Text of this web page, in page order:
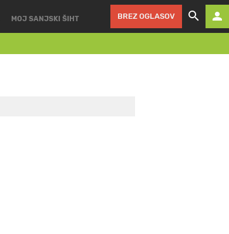
MOJ SANJSKI ŠIHT BREZ OGLASOV